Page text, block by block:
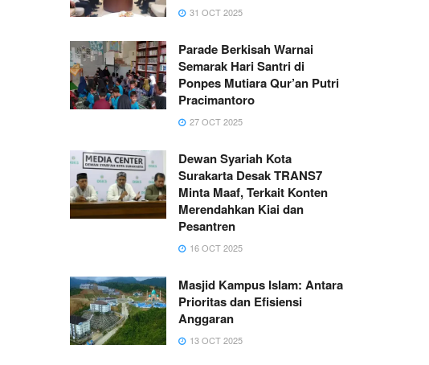
31 OCT 2025
Parade Berkisah Warnai
Semarak Hari Santri di
Ponpes Mutiara Qur’an Putri
Pracimantoro
27 OCT 2025
Dewan Syariah Kota
Surakarta Desak TRANS7
Minta Maaf, Terkait Konten
Merendahkan Kiai dan
Pesantren
16 OCT 2025
Masjid Kampus Islam: Antara
Prioritas dan Efisiensi
Anggaran
13 OCT 2025